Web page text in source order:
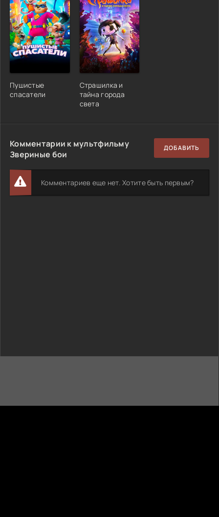
Пушистые
спасатели
Страшилка и
тайна города
света
Комментарии к мультфильму
Звериные бои
ДОБАВИТЬ
Комментариев еще нет. Хотите быть первым?